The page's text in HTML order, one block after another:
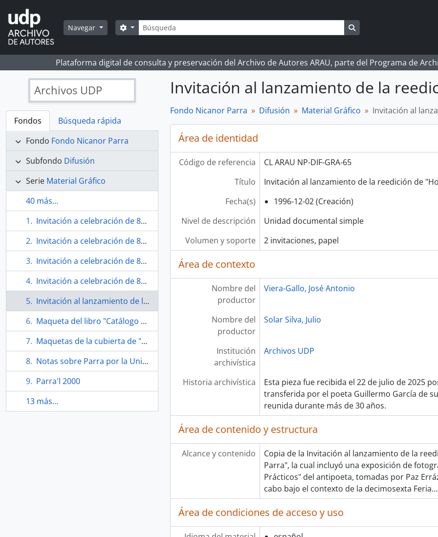
Skip to main content
Navegar Búsqueda
Search options
Plataforma digital de consulta y preservación del Archivo de Autores ARAU, parte del Programa de
Archivos UDP
Fondos
Búsqueda rápida
Fondo Fondo Nicanor Parra
Subfondo Difusión
Serie Material Gráfico
40 más...
Invitación a celebración de 80 años del antipoeta "Nicanor Nicanor saca tus cachitos al sol"
Invitación a celebración de 80 años del antipoeta "Nicanor Nicanor saca tus cachitos al sol"
Invitación a celebración de 80 años del antipoeta "Nicanor Nicanor saca tus cachitos al sol"
Invitación a celebración de 80 años del antipoeta "Nicanor Nicanor saca tus cachitos al sol"
Invitación al lanzamiento de la reedición de "Hojas de Parra"
Maqueta del libro "Catálogo de obra (1937-2018)"
Maquetas de la cubierta de "Catálogo de obra (1937-2018)"
Notas sobre Parra por la Universidad de Oxford
Parra'l 2000
13 más...
Invitación al lanzamiento de la
Fondo Nicanor Parra Difusión Material Gráfico Invitación al
Área de identidad
Código de referencia
CL ARAU NP-DIF-GRA-65
Título
Invitación al lanzamiento de la reedición de
Fecha(s)
1996-12-02 (Creación)
Nivel de descripción
Unidad documental simple
Volumen y soporte
2 invitaciones, papel
Área de contexto
Nombre del
productor
Viera-Gallo, José Antonio
Nombre del
productor
Solar Silva, Julio
Institución
archivística
Archivos UDP
Historia archivística
Esta pieza fue recibida el 22 de julio de 2025
transferida por el poeta Guillermo García de
reunida durante más de 30 años.
Área de contenido y estructura
Alcance y contenido
Copia de la Invitación al lanzamiento de la
Parra", la cual incluyó una exposición de
Prácticos" del antipoeta, tomadas por Paz
cabo bajo el contexto de la decimosexta Feria…
Área de condiciones de acceso y uso